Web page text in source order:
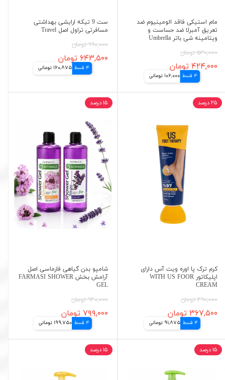
مام استیکی فاقد الومینیوم ضد
تعریق آمبرلا ضد حساست و
ویتامینه شی باتر Umbrella
۵۳۰,۰۰۰ تومان
۴۲۴,۰۰۰ تومان
4 قسط 106,000 تومانی
ست 9 تیکه ارایشی بهداشتی
مسافرتی تراول اصل Travel
۹۹۰,۰۰۰ تومان
۶۴۳,۵۰۰ تومان
4 قسط 160,875 تومانی
کرم ترک پا اوره ویت آس دارای
اپلیکاتور WITH US FOOR
CREAM
۴۹۰,۰۰۰ تومان
۳۶۷,۵۰۰ تومان
4 قسط 91,875 تومانی
۲۵ درصد
شامپو بدن گیاهی فارماسی اصل
آرامش بخش FARMASI SHOWER
GEL
۹۴۰,۰۰۰ تومان
۷۹۹,۰۰۰ تومان
4 قسط 199,750 تومانی
۱۵ درصد
۱۵ درصد ۱۵ درصد